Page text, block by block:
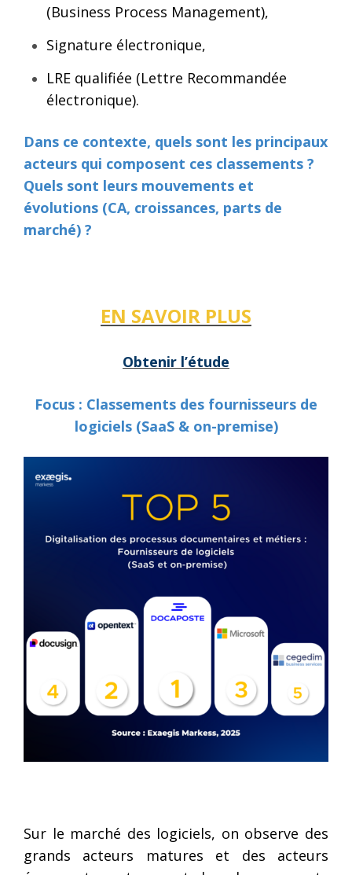
(Business Process Management),
Signature électronique,
LRE qualifiée (Lettre Recommandée
électronique).
Dans ce contexte, quels sont les principaux
acteurs qui composent ces classements ?
Quels sont leurs mouvements et
évolutions (CA, croissances, parts de
marché) ?
EN SAVOIR PLUS
Obtenir l’étude
Focus : Classements des fournisseurs de
logiciels (SaaS & on-premise)
Sur le marché des logiciels, on observe des
grands acteurs matures et des acteurs